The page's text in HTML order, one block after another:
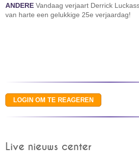
ANDERE Vandaag verjaart Derrick
van harte een gelukkige 25e verjaardag!
Live nieuws center